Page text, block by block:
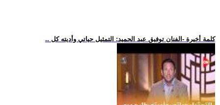
.. كلمة أخيرة -الفنان توفيق عبد الحميد: التمثيل حياتي وأديته كل